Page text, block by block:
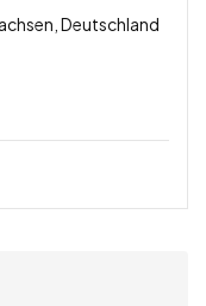
Deutschland